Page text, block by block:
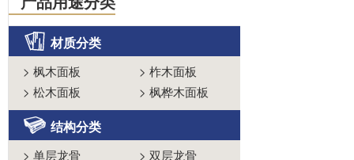
材质分类
> 枫木面板 > 柞木面板
> 松木面板 > 枫桦木面板
结构分类
> 单层龙骨 > 双层龙骨